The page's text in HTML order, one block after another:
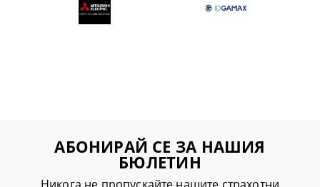
АБОНИРАЙ СЕ ЗА НАШИЯ
БЮЛЕТИН